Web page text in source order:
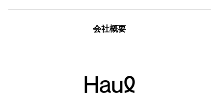
会社概要